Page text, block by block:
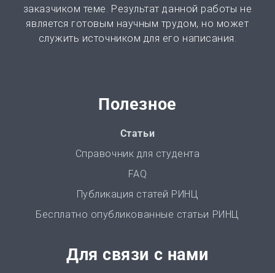
Монография
2 часа | от 1000 ₽
от 3 дней | от 5000 ₽
от 1 дня | от 700 ₽
Маркетинговое исследование
от 4 часов | от 500 ₽
от 2 часов | от 500 ₽
заказчиком теме. Результат данной работы не
является готовым научным трудом, но может
служить источником для его написания.
Полезное
Статьи
Справочник для студента
FAQ
Публикация статей РИНЦ
Бесплатно опубликованные статьи РИНЦ
Для связи с нами